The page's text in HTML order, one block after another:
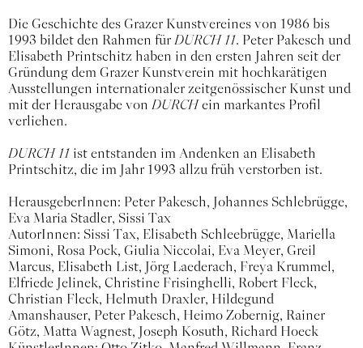
Die Geschichte des Grazer Kunstvereines von 1986 bis
1993 bildet den Rahmen fürDURCH 11. Peter Pakesch und
Elisabeth Printschitz haben in den ersten Jahren seit der
Gründung dem Grazer Kunstverein mit hochkarätigen
Ausstellungen internationaler zeitgenössischer Kunst und
mit der Herausgabe von DURCHein markantes Profil
verliehen.
DURCH 11 ist entstanden im Andenken an Elisabeth
Printschitz, die im Jahr 1993 allzu früh verstorben ist.
HerausgeberInnen: Peter Pakesch, Johannes Schlebrügge,
Eva Maria Stadler, Sissi Tax
AutorInnen: Sissi Tax, Elisabeth Schleebrügge, Mariella
Simoni, Rosa Pock, Giulia Niccolai, Eva Meyer, Greil
Marcus, Elisabeth List, Jörg Laederach, Freya Krummel,
Elfriede Jelinek, Christine Frisinghelli, Robert Fleck,
Christian Fleck, Helmuth Draxler, Hildegund
Amanshauser, Peter Pakesch, Heimo Zobernig, Rainer
Götz, Matta Wagnest, Joseph Kosuth, Richard Hoeck